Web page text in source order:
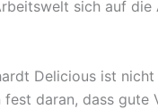
sich auf
Delicious ist
daran, dass